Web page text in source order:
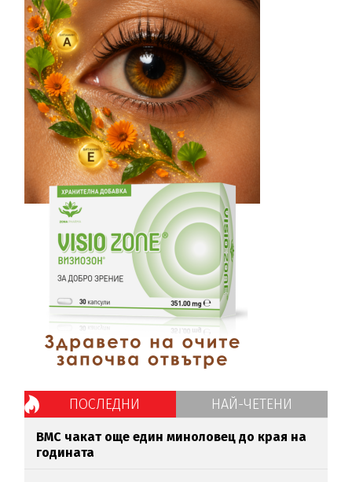
ПОСЛЕДНИ НАЙ-ЧЕТЕНИ
ВМС чакат още един миноловец до края на
годината